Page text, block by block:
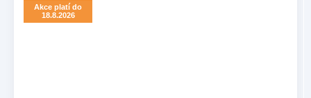
Akce platí do
18.8.2026